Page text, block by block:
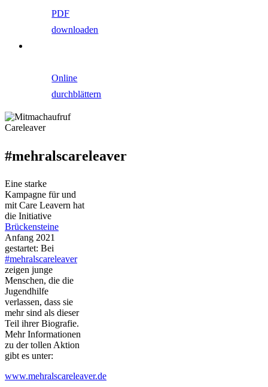
PDF
downloaden
Online
durchblättern
#mehralscareleaver
Eine starke
Kampagne für und
mit Care Leavern hat
die Initiative
Brückensteine
Anfang 2021
gestartet: Bei
#mehralscareleaver
zeigen junge
Menschen, die die
Jugendhilfe
verlassen, dass sie
mehr sind als dieser
Teil ihrer Biografie.
Mehr Informationen
zu der tollen Aktion
gibt es unter:
www.mehralscareleaver.de